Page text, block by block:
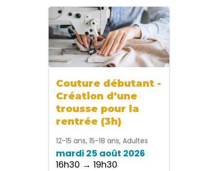
Couture débutant -
Création d'une
trousse pour la
rentrée (3h)
12-15 ans, 15-18 ans, Adultes
mardi 25 août 2026
16h30 → 19h30